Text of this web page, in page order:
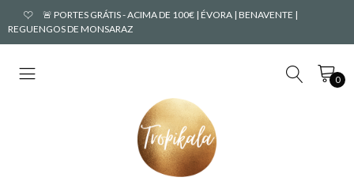
🚨 PORTES GRÁTIS - ACIMA DE 100€ | ÉVORA | BENAVENTE |
REGUENGOS DE MONSARAZ
0